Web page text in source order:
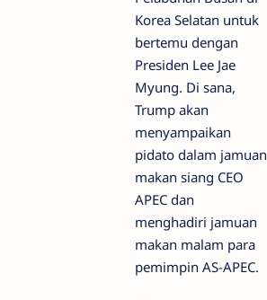
Korea Selatan untuk
bertemu dengan
Presiden Lee Jae
Myung. Di sana,
Trump akan
menyampaikan
pidato dalam jamuan
makan siang CEO
APEC dan
menghadiri jamuan
makan malam para
pemimpin AS-APEC.